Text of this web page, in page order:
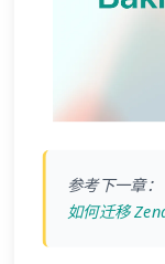
参考下一章：
如何迁移